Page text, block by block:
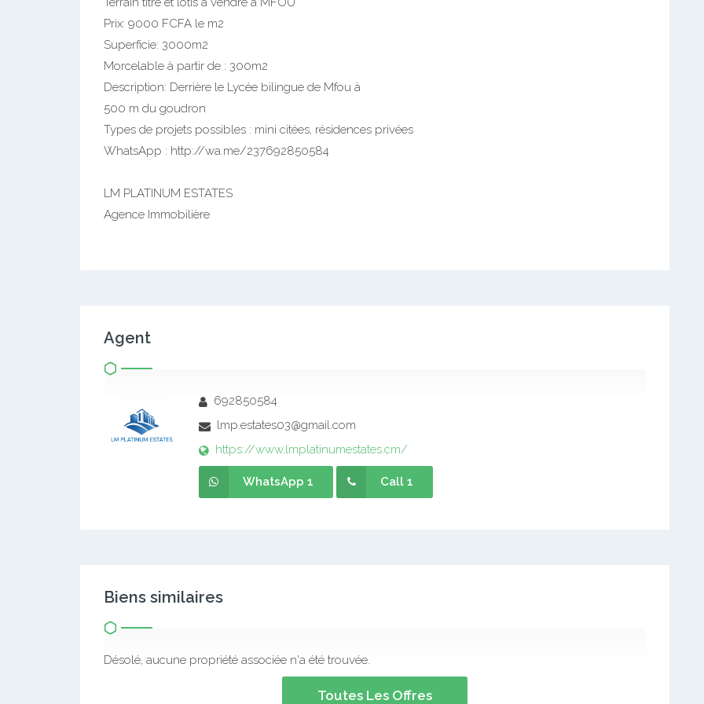
Prix: 9000 FCFA le m2
Superficie: 3000m2
Morcelable à partir de : 300m2
Description: Derrière le Lycée bilingue de Mfou à
500 m du goudron
Types de projets possibles : mini citées, résidences privées
WhatsApp : http://wa.me/237692850584
LM PLATINUM ESTATES
Agence Immobilière
Agent
692850584
lmp.estates03@gmail.com
https://www.lmplatinumestates.cm/
WhatsApp 1 Call 1
Biens similaires
Désolé, aucune propriété associée n'a été trouvée.
Toutes Les Offres